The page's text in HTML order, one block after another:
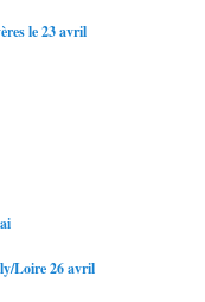
le 23 avril
Loire 26 avril